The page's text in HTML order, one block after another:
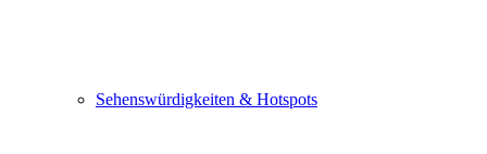
Sehenswürdigkeiten & Hotspots